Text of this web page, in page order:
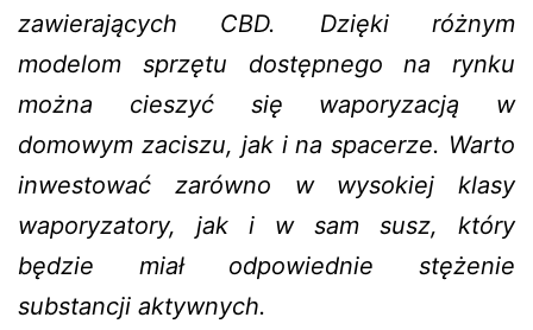
zawierających CBD. Dzięki różnym
modelom sprzętu dostępnego na rynku
można cieszyć się waporyzacją w
domowym zaciszu, jak i na spacerze. Warto
inwestować zarówno w wysokiej klasy
waporyzatory, jak i w sam susz, który
będzie miał odpowiednie stężenie
substancji aktywnych.